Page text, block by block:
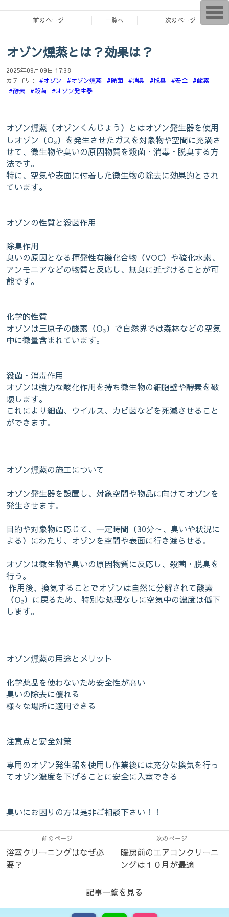
前のページ 一覧へ 次のページ
オゾン燻蒸とは？効果は？
2025年09月09日 17:38
カテゴリ：
#オゾン #オゾン燻蒸 #除菌 #消臭 #脱臭 #安全
#酸素
#酵素
#殺菌 #オゾン発生器
オゾン燻蒸（オゾンくんじょう）とはオゾン発生器を使用
しオゾン（O₃）を発生させたガスを対象物や空間に充満さ
せて、微生物や臭いの原因物質を殺菌・消毒・脱臭する方
法です。
特に、空気や表面に付着した微生物の除去に効果的とされ
ています。
オゾンの性質と殺菌作用
除臭作用
臭いの原因となる揮発性有機化合物（VOC）や硫化水素、
アンモニアなどの物質と反応し、無臭に近づけることが可
能です。
化学的性質
オゾンは三原子の酸素（O₃）で自然界では森林などの空気
中に微量含まれています。
殺菌・消毒作用
オゾンは強力な酸化作用を持ち微生物の細胞壁や酵素を破
壊します。
これにより細菌、ウイルス、カビ菌などを死滅させること
ができます。
オゾン燻蒸の施工について
オゾン発生器を設置し、対象空間や物品に向けてオゾンを
発生させます。
目的や対象物に応じて、一定時間（30分～、臭いや状況に
よる）にわたり、オゾンを空間や表面に行き渡らせる。
オゾンは微生物や臭いの原因物質に反応し、殺菌・脱臭を
行う。
作用後、換気することでオゾンは自然に分解されて酸素
（O₂）に戻るため、特別な処理なしに空気中の濃度は低下
します。
オゾン燻蒸の用途とメリット
化学薬品を使わないため安全性が高い
臭いの除去に優れる
様々な場所に適用できる
注意点と安全対策
専用のオゾン発生器を使用し作業後には充分な換気を行っ
てオゾン濃度を下げることに安全に入室できる
臭いにお困りの方は是非ご相談下さい！！
前のページ
浴室クリーニングはなぜ必
要？
次のページ
暖房前のエアコンクリーニ
ングは１０月が最適
記事一覧を見る
T
o
g
g
n